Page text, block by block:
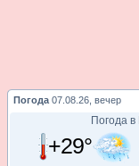
Погода 07.08.26, вечер
Погода в
+29°